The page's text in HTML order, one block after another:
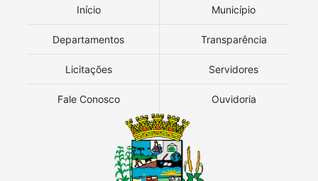
Início Município
Departamentos Transparência
Licitações Servidores
Fale Conosco Ouvidoria